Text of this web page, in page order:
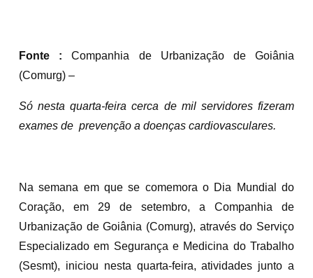
Fonte : Companhia de Urbanização de Goiânia
(Comurg) –
Só nesta quarta-feira cerca de mil servidores fizeram
exames de prevenção a doenças cardiovasculares.
Na semana em que se comemora o Dia Mundial do
Coração, em 29 de setembro, a Companhia de
Urbanização de Goiânia (Comurg), através do Serviço
Especializado em Segurança e Medicina do Trabalho
(Sesmt), iniciou nesta quarta-feira, atividades junto a